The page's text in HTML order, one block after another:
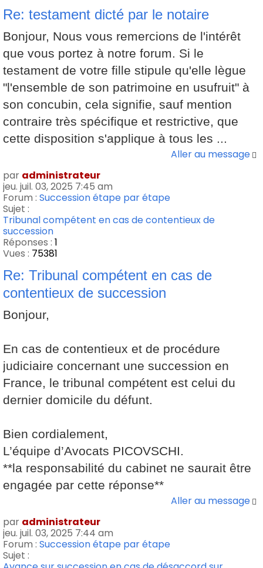
Re: testament dicté par le notaire
Bonjour, Nous vous remercions de l'intérêt
que vous portez à notre forum. Si le
testament de votre fille stipule qu'elle lègue
"l'ensemble de son patrimoine en usufruit" à
son concubin, cela signifie, sauf mention
contraire très spécifique et restrictive, que
cette disposition s'applique à tous les ...
Aller au message
par administrateur
jeu. juil. 03, 2025 7:45 am
Forum : Succession étape par étape
Sujet :
Tribunal compétent en cas de contentieux de
succession
Réponses : 1
Vues : 75381
Re: Tribunal compétent en cas de
contentieux de succession
Bonjour,
En cas de contentieux et de procédure
judiciaire concernant une succession en
France, le tribunal compétent est celui du
dernier domicile du défunt.
Bien cordialement,
L’équipe d’Avocats PICOVSCHI.
**la responsabilité du cabinet ne saurait être
engagée par cette réponse**
Aller au message
par administrateur
jeu. juil. 03, 2025 7:44 am
Forum : Succession étape par étape
Sujet :